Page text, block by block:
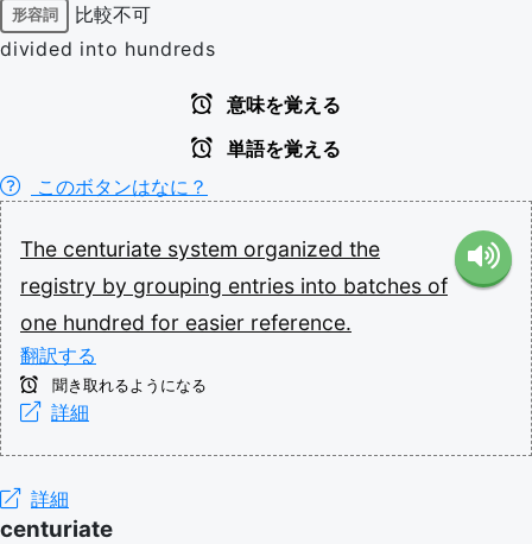
形容詞
比較不可
divided into hundreds
意味を覚える
単語を覚える
このボタンはなに？
The centuriate system organized the
registry by grouping entries into batches of
one hundred for easier reference.
翻訳する
聞き取れるようになる
詳細
詳細
centuriate